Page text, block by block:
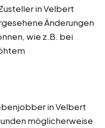
in Velbert
Änderungen
wie z.B. bei
in Velbert
möglicherweise